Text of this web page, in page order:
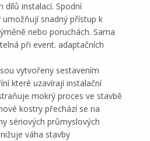
dílů instalací. Spodní
snadný přístup k
nebo poruchách. Sama
při event. adaptačních
vytvořeny sestavením
které uzavírají instalační
mokrý proces ve stavbě
kostry přechází se na
sériových průmyslových
váha stavby